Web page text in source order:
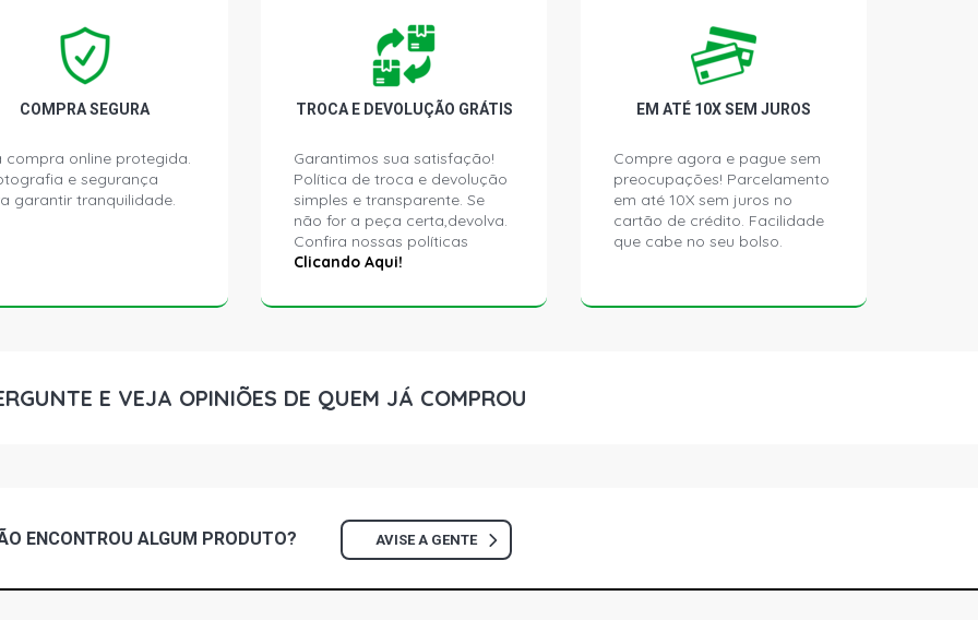
CLIO AUTHENTIQUE SEDAN 1.6 16V FLEX (2005 -
2008)
2010)
CLIO PRIVILEGE SEDAN 1.6 16V FLEX (2005 - 2009)
COMPRA SEGURA
compra online protegida.
e segurança
garantir tranquilidade.
TROCA E DEVOLUÇÃO GRÁTIS
Garantimos sua satisfação!
Política de troca e devolução
simples e transparente. Se
não for a peça certa,devolva.
Confira nossas políticas
Clicando Aqui!
EM ATÉ 10X SEM JUROS
Compre agora e pague sem
preocupações! Parcelamento
em até 10X sem juros no
cartão de crédito. Facilidade
que cabe no seu bolso.
E VEJA OPINIÕES DE QUEM JÁ COMPROU
ENCONTROU ALGUM PRODUTO? AVISE A GENTE